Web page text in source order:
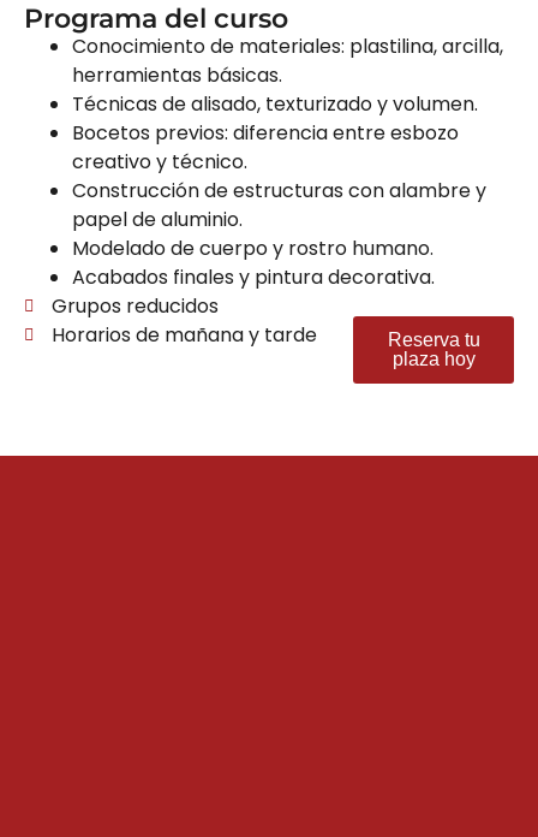
Programa del curso
Conocimiento de materiales: plastilina, arcilla,
herramientas básicas.
Técnicas de alisado, texturizado y volumen.
Bocetos previos: diferencia entre esbozo
creativo y técnico.
Construcción de estructuras con alambre y
papel de aluminio.
Modelado de cuerpo y rostro humano.
Acabados finales y pintura decorativa.
Grupos reducidos
Horarios de mañana y tarde
Reserva tu
plaza hoy